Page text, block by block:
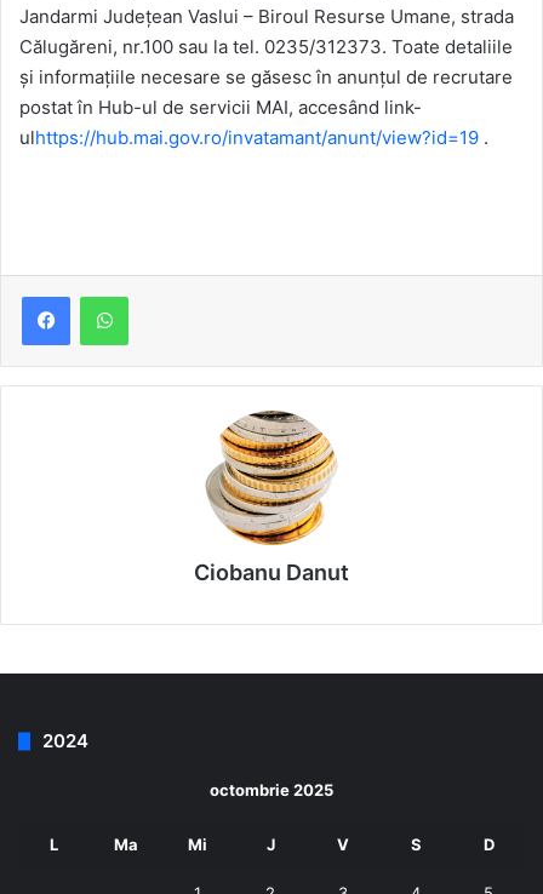
Jandarmi Județean Vaslui – Biroul Resurse Umane, strada
Călugăreni, nr.100 sau la tel. 0235/312373. Toate detaliile
și informațiile necesare se găsesc în anunțul de recrutare
postat în Hub-ul de servicii MAI, accesând link-
ulhttps://hub.mai.gov.ro/invatamant/anunt/view?id=19 .
Ciobanu Danut
2024
octombrie 2025
L Ma Mi J V S D